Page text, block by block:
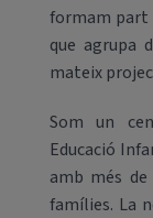
formam part
que agrupa
mateix
Som un
Educació
amb més de
famílies. La